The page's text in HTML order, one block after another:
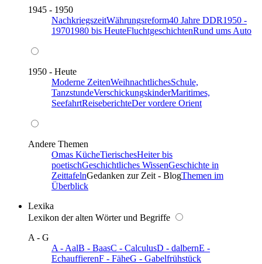
1945 - 1950
NachkriegszeitWährungsreform40 Jahre DDR1950 -
19701980 bis HeuteFluchtgeschichtenRund ums Auto
1950 - Heute
Moderne ZeitenWeihnachtlichesSchule,
TanzstundeVerschickungskinderMaritimes,
SeefahrtReiseberichteDer vordere Orient
Andere Themen
Omas KücheTierischesHeiter bis
poetischGeschichtliches WissenGeschichte in
ZeittafelnGedanken zur Zeit - BlogThemen im
Überblick
Lexika
Lexikon der alten Wörter und Begriffe
A - G
A - AalB - BaasC - CalculusD - dalbernE -
EchauffierenF - FäheG - Gabelfrühstück